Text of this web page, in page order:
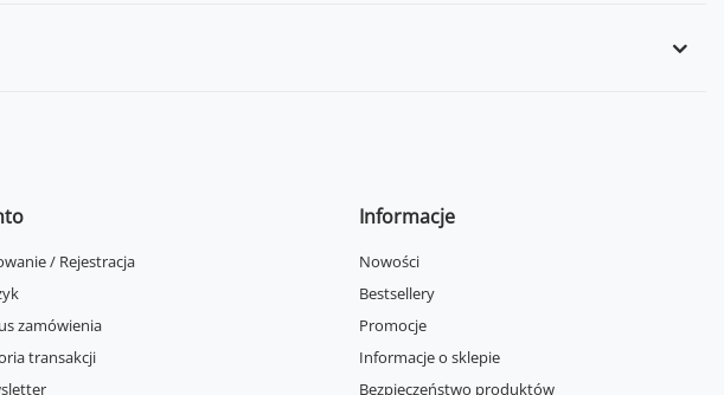
/ Rejestracja
zamówienia
transakcji
Informacje
Nowości
Bestsellery
Promocje
Informacje o sklepie
Bezpieczeństwo produktów